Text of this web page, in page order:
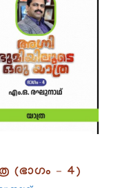
(ഭാഗം – 4)